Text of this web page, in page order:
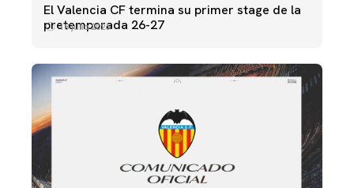
El Valencia CF termina su primer stage de la
pretemporada 26-27
18 julio 2026